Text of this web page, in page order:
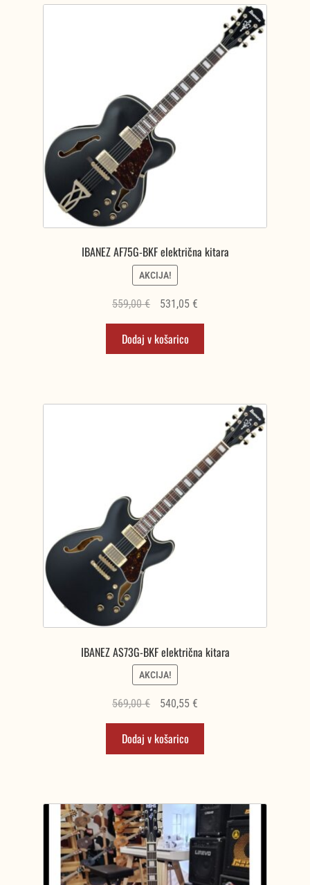
IBANEZ AF75G-BKF električna kitara
AKCIJA!
559,00€
Izvirna
je
bila:
531,05 €Trenutna
531,05 €.
Dodaj v košarico
IBANEZ AS73G-BKF električna kitara
AKCIJA!
569,00€
Izvirna
cena
je
bila:
540,55 €Trenutna
cena
540,55 €.
Dodaj v košarico